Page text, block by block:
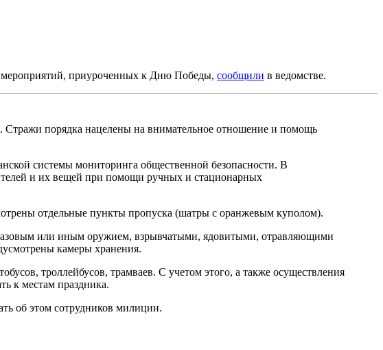
приуроченных к Дню Победы, сообщили в ведомстве.
Стражи порядка нацелены на внимательное отношение и помощь
системы мониторинга общественной безопасности. В
и их вещей при помощи ручных и стационарных
отдельные пункты пропуска (шатры с оранжевым куполом).
или иным оружием, взрывчатыми, ядовитыми, отравляющими
камеры хранения.
троллейбусов, трамваев. С учетом этого, а также осуществления
к местам праздника.
об этом сотрудников милиции.